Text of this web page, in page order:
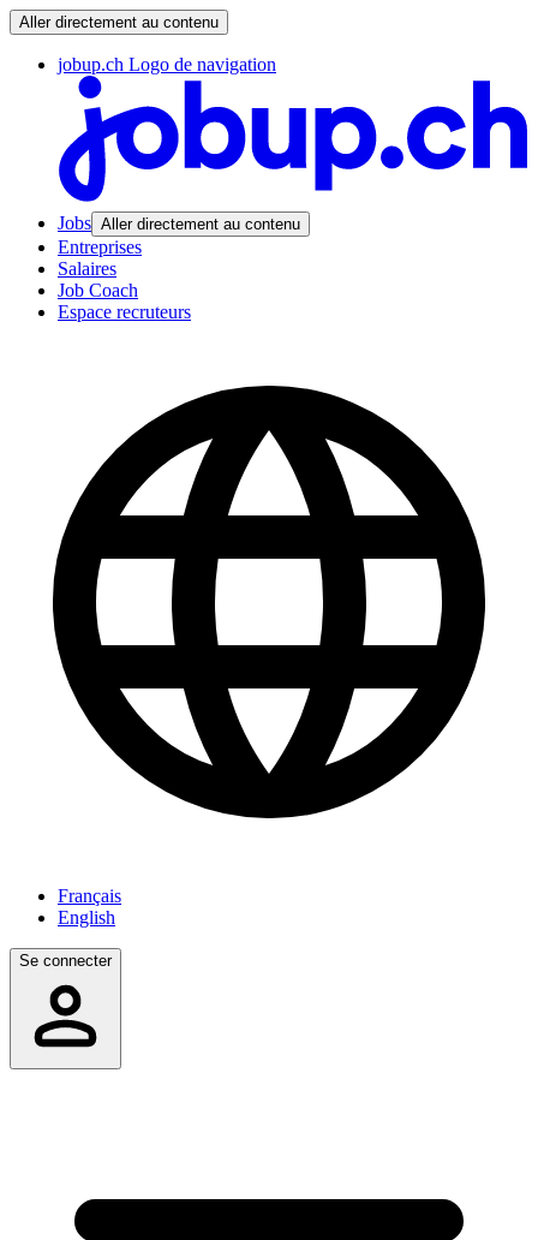
Aller directement au contenu
jobup.ch Logo de navigation
Jobs Aller directement au contenu
Entreprises
Salaires
Job Coach
Espace recruteurs
Français
English
Se connecter